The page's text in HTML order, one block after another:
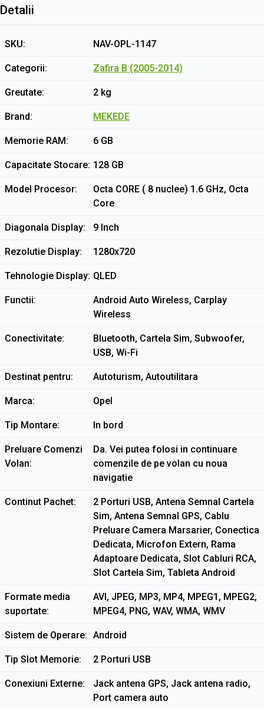
Detalii
SKU NAV-OPL-1147
Categorii Zafira B (2005-2014)
Greutate 2 kg
Brand MEKEDE
Memorie RAM 6 GB
Capacitate Stocare 128 GB
Model Procesor
Octa CORE ( 8 nuclee) 1.6 GHz, Octa
Core
Diagonala Display 9 Inch
Rezolutie Display 1280x720
Tehnologie Display QLED
Functii
Android Auto Wireless, Carplay
Wireless
Conectivitate
Bluetooth, Cartela Sim, Subwoofer,
USB, Wi-Fi
Destinat pentru Autoturism, Autoutilitara
Marca Opel
Tip Montare In bord
Preluare Comenzi
Volan
Da. Vei putea folosi in continuare
comenzile de pe volan cu noua
navigatie
Continut Pachet
2 Porturi USB, Antena Semnal Cartela
Sim, Antena Semnal GPS, Cablu
Preluare Camera Marsarier, Conectica
Dedicata, Microfon Extern, Rama
Adaptoare Dedicata, Slot Cabluri RCA,
Slot Cartela Sim, Tableta Android
Formate media
suportate
AVI, JPEG, MP3, MP4, MPEG1, MPEG2,
MPEG4, PNG, WAV, WMA, WMV
Sistem de Operare Android
Tip Slot Memorie 2 Porturi USB
Conexiuni Externe
Jack antena GPS, Jack antena radio,
Port camera auto